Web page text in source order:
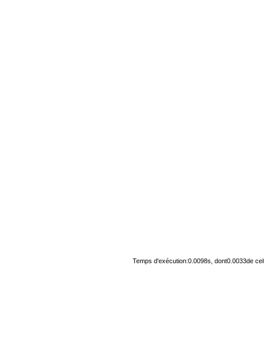
Temps d'exécution:0.0098s, dont0.0033de